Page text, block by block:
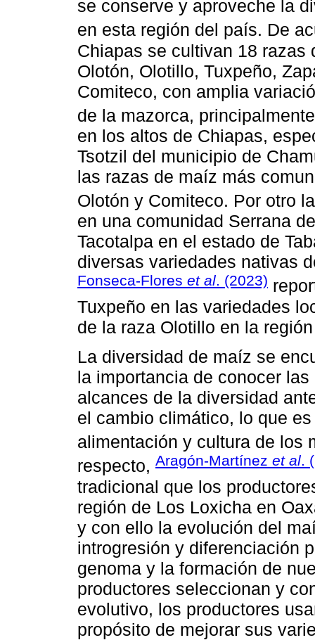
se conserve y aproveche la
en esta región del país. De
Chiapas se cultivan 18
Olotón, Olotillo, Tuxpeño,
Comiteco, con amplia
de la mazorca,
en los altos de Chiapas,
Tsotzil del municipio de
las razas de maíz más
Olotón y Comiteco. Por otro
en una comunidad Serrana
Tacotalpa en el estado de
diversas variedades nativas
Fonseca-Flores et al. (2023)
Tuxpeño en las variedades
de la raza Olotillo en la
La diversidad de maíz se
la importancia de conocer
alcances de la diversidad
el cambio climático, lo que
alimentación y cultura de los
respecto, Aragón-Martínez et al.
tradicional que los
región de Los Loxicha en
y con ello la evolución del
introgresión y diferenciación
genoma y la formación de
productores seleccionan y
evolutivo, los productores
propósito de mejorar sus